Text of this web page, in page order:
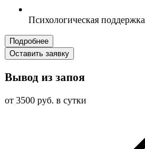
Психологическая поддержка
Подробнее
Оставить заявку
Вывод из запоя
от 3500 руб. в сутки